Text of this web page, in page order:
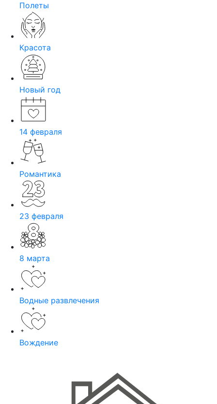
Полеты
Красота
Новый год
14 февраля
Романтика
23 февраля
8 марта
Водные развлечения
Вождение